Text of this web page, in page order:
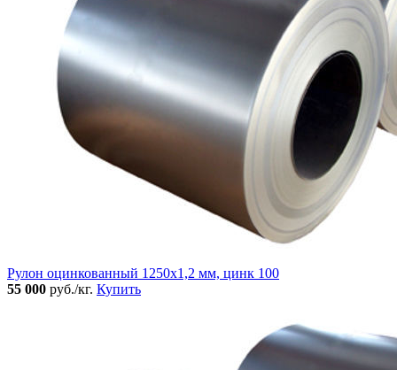
Рулон оцинкованный 1250х1,2 мм, цинк 100
55 000 руб./кг. Купить